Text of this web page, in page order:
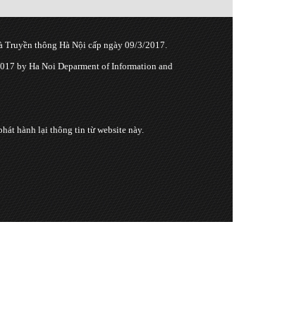
thông Hà Nội cấp ngày 09/3/2017.
by Ha Noi Deparment of Information and
hành lại thông tin từ website này.